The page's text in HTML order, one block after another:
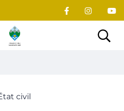
Site officiel du village
civil